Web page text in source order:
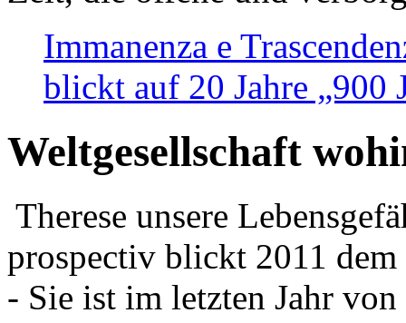
Immanenza e
blickt auf 20 Jahre „900
Weltgesellschaft
Therese unsere
prospectiv blickt 2011
- Sie ist im letzten Jahr